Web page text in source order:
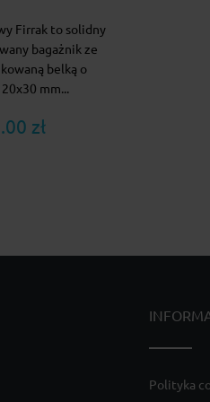
Firrak to solidny
bagażnik ze
belką o
mm...
zł
Polityka